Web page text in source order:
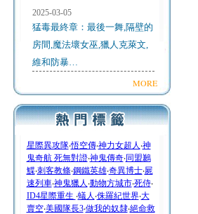
2025-03-05
猛毒最終章：最後一舞,隔壁的
房間,魔法壞女巫,獵人克萊文,
維和防暴…
MORE
星際異攻隊‧悟空傳‧神力女超人 ‧神
鬼奇航 死無對證‧神鬼傳奇‧同盟鶼
鰈‧刺客教條‧鋼鐵英雄‧奇異博士‧屍
速列車‧神鬼獵人 ‧動物方城市‧死侍‧
ID4星際重生 ‧蟻人 ‧侏羅紀世界‧大
賣空‧美國隊長3‧做我的奴隸‧絕命救